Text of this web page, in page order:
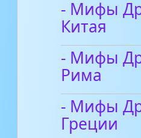
- Мифы
Китая
- Мифы
Рима
- Мифы
Греции